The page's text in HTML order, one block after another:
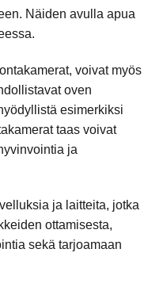
Näiden avulla apua
voivat myös
oven
esimerkiksi
taas voivat
ja
ja laitteita, jotka
ottamisesta,
sekä tarjoamaan